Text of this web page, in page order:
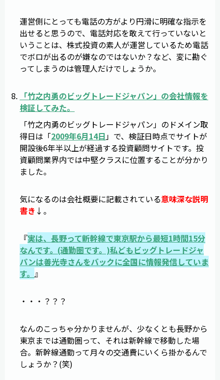
運営側にとっても電話の方がより円滑に明確な指示を
出せると思うので、電話対応を敢えて行っていないと
いうことは、株式投資の素人が運営しているため電話
でボロが出るのが嫌なのではないか？など、変に勘ぐ
ってしまうのは管理人だけでしょうか。
「竹之内勇のビッグトレードジャパン 」の会社情報を
検証してみた。
「竹之内勇のビッグトレードジャパン」のドメイン取
得日は「2009年6月14日 」で、検証日時点でサイトが
開設後6年半以上が経過する投資顧問サイトです。投
資顧問業界内では中堅クラスに位置することが分かり
ました。
気になるのは会社概要に記載されている意味深な説明
書き ↓。
『実は、長野って新幹線で東京駅から最短1時間15分
なんです。(通勤圏です。)私どもビッグトレードジャ
パンは善光寺さんをバックに全国に情報発信していま
す。 』
・・・？？？
なんのこっちゃ分かりませんが、少なくとも長野から
東京までは通勤圏って、それは新幹線で移動した場
合。新幹線通勤って月々の交通費にいくら掛かるんで
しょうか？(笑)